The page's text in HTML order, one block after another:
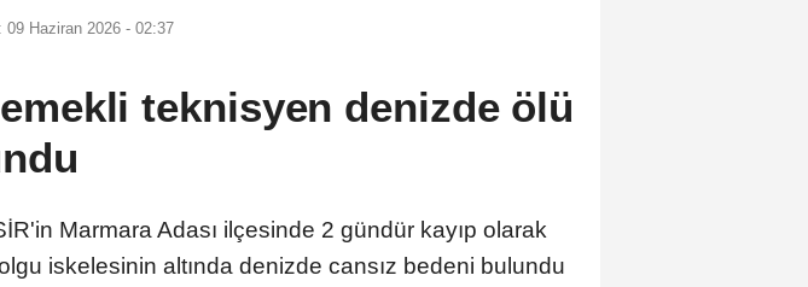
09 Haziran 2026 - 02:37
teknisyen denizde ölü
Marmara Adası ilçesinde 2 gündür kayıp olarak
iskelesinin altında denizde cansız bedeni bulundu